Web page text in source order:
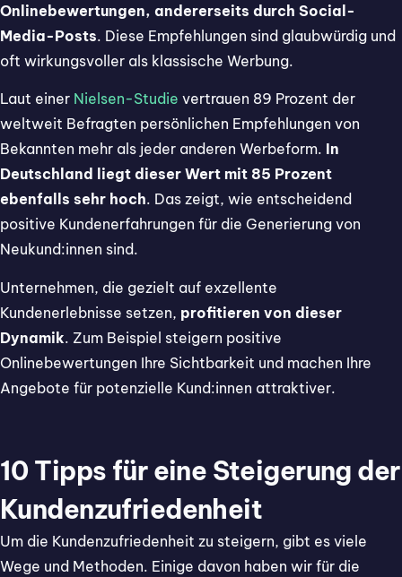
Onlinebewertungen, andererseits durch Social-
Media-Posts. Diese Empfehlungen sind glaubwürdig und
oft wirkungsvoller als klassische Werbung.
Laut einer Nielsen-Studie vertrauen 89 Prozent der
weltweit Befragten persönlichen Empfehlungen von
Bekannten mehr als jeder anderen Werbeform. In
Deutschland liegt dieser Wert mit 85 Prozent
ebenfalls sehr hoch. Das zeigt, wie entscheidend
positive Kundenerfahrungen für die Generierung von
Neukund:innen sind.
Unternehmen, die gezielt auf exzellente
Kundenerlebnisse setzen, profitieren von dieser
Dynamik. Zum Beispiel steigern positive
Onlinebewertungen Ihre Sichtbarkeit und machen Ihre
Angebote für potenzielle Kund:innen attraktiver.
10 Tipps für eine Steigerung der
Kundenzufriedenheit
Um die Kundenzufriedenheit zu steigern, gibt es viele
Wege und Methoden. Einige davon haben wir für die